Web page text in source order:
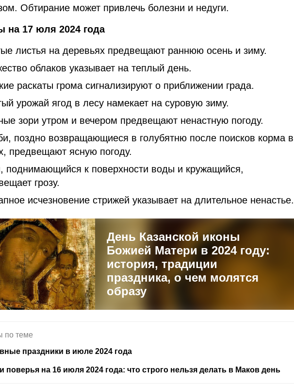
Обтирание может привлечь болезни и недуги.
на 17 юля 2024 года
листья на деревьях предвещают раннюю осень и зиму.
облаков указывает на теплый день.
раскаты грома сигнализируют о приближении града.
урожай ягод в лесу намекает на суровую зиму.
зори утром и вечером предвещают ненастную погоду.
поздно возвращающиеся в голубятню после поисков корма в
предвещают ясную погоду.
поднимающийся к поверхности воды и кружащийся,
грозу.
исчезновение стрижей указывает на длительное ненастье.
День Казанской иконы
Божией Матери в 2024 году:
история, традиции
праздника, о чем молятся
образу
по теме
праздники в июле 2024 года
поверья на 16 июля 2024 года: что строго нельзя делать в Маков день